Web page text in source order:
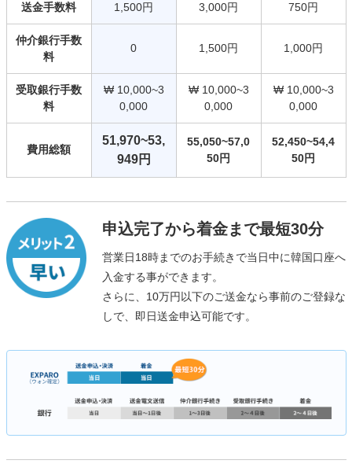
送金手数料 1,500円 3,000円 750円
仲介銀行手数
料
0 1,500円 1,000円
受取銀行手数
料
₩ 10,000~3
0,000
₩ 10,000~3
0,000
₩ 10,000~3
0,000
費用総額
51,970~53,
949円
55,050~57,0
50円
52,450~54,4
50円
申込完了から着金まで最短30分
営業日18時までのお手続きで当日中に韓国口座へ
入金する事ができます。
さらに、10万円以下のご送金なら事前のご登録な
しで、即日送金申込可能です。